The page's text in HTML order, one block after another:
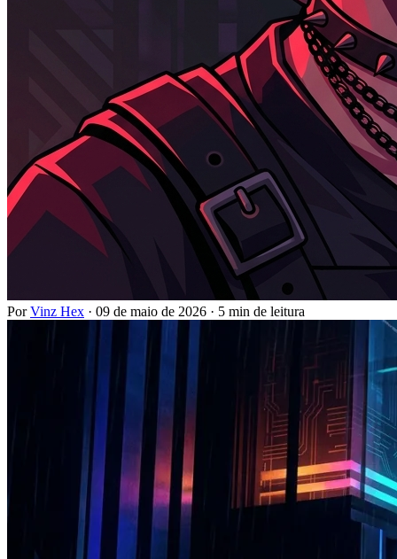
PorVinz Hex · 09 de maio de 2026 · 5 min de leitura